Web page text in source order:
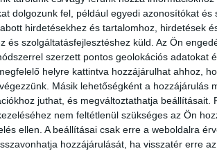
dolgozunk fel, például egyedi azonosítókat
hirdetésekhez és tartalomhoz, hirdetések
és szolgáltatásfejlesztéshez küld. Az Ön
szerzett pontos geolokációs adatokat
helyre kattintva hozzájárulhat ahhoz,
Másik lehetőségként a hozzájárulás
juthat, és megváltoztathatja beállításait.
nem feltétlenül szükséges az Ön
ellen. A beállításai csak erre a weboldalra
hozzájárulását, ha visszatér erre
ágazat rendelkezik a legalacsonyabb
elleni lefedettséggel (75%).
az megtérülő befektetésnek tűnik: a
98%-a jelezte, hogy a zsarolóvírus
esetén. A tényleges váltságdíj
középiskolai) (53%), helyi/